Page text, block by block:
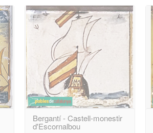
Bergantí - Castell-monestir
d'Escornalbou